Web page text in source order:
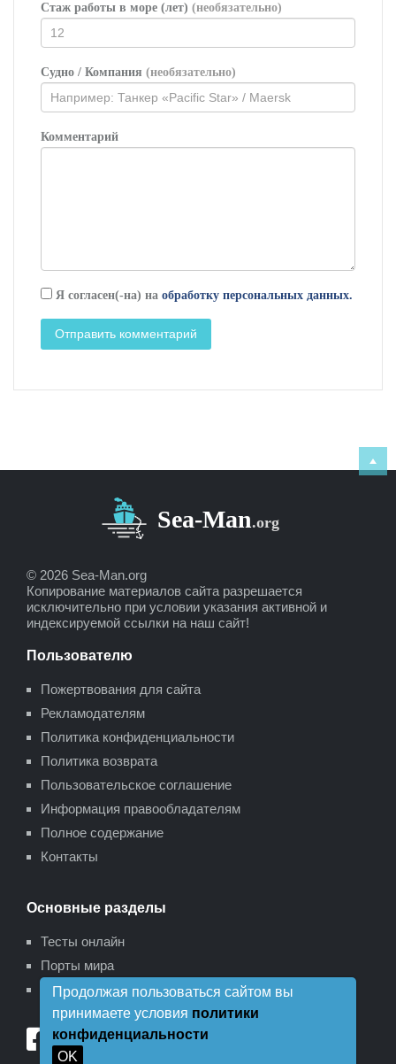
Стаж работы в море (лет) (необязательно)
Судно / Компания (необязательно)
Комментарий
Я согласен(-на) на обработку персональных данных.
© 2026 Sea-Man.org
Копирование материалов сайта разрешается
исключительно при условии указания активной и
индексируемой ссылки на наш сайт!
Пользователю
Пожертвования для сайта
Рекламодателям
Политика конфиденциальности
Политика возврата
Пользовательское соглашение
Информация правообладателям
Полное содержание
Контакты
Основные разделы
Тесты онлайн
Порты мира
Карта сайта
Продолжая пользоваться сайтом вы
принимаете условия политики
конфиденциальности
OK